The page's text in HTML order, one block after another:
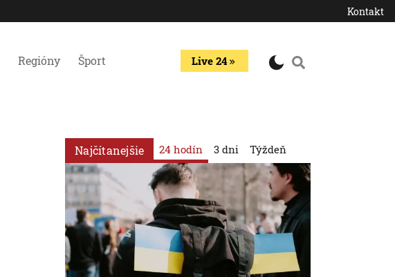
Kontakt
Regióny Šport Live 24
Najčítanejšie 24 hodín 3 dni Týždeň